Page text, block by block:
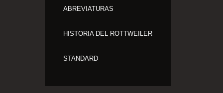
ABREVIATURAS
HISTORIA DEL ROTTWEILER
STANDARD